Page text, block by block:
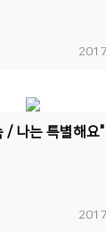
/ 나는 특별해요"